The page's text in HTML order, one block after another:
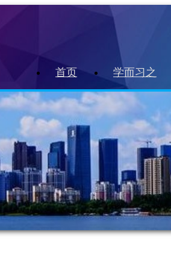
首页 学而习之